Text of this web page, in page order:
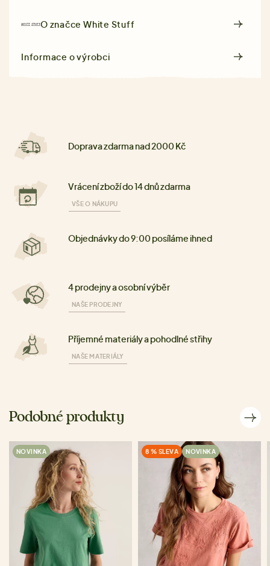
O značceWhite Stuff
Informace o výrobci
Doprava zdarma nad 2000 Kč
Vrácení zboží do 14 dnů zdarma
VŠE O NÁKUPU
Objednávky do 9:00 posíláme ihned
4 prodejny a osobní výběr
NAŠE PRODEJNY
Příjemné materiály a pohodlné střihy
NAŠE MATERIÁLY
Podobné produkty
NOVINKA 8 % SLEVA NOVINKA